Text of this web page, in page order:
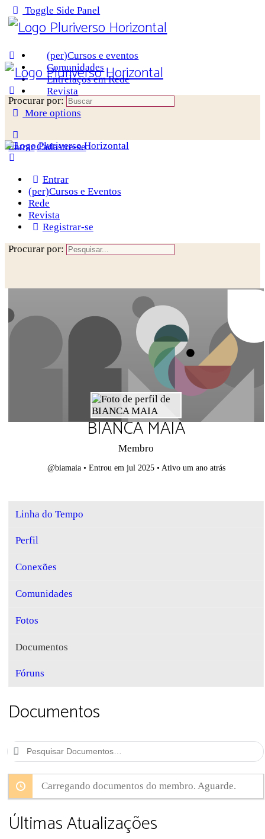
Toggle Side Panel
(per)Cursos e eventos
Comunidades
Entrelaços em Rede
Revista
More options
Entrar Cadastre-se
Procurar por:
Entrar
(per)Cursos e Eventos
Rede
Revista
Registrar-se
Procurar por:
BIANCA MAIA
Membro
@biamaia • Entrou em jul 2025 • Ativo um ano atrás
Linha do Tempo
Perfil
Conexões
Comunidades
Fotos
Documentos
Fóruns
Documentos
Pesquisar
Documentos…
Carregando documentos do membro. Aguarde.
Últimas Atualizações